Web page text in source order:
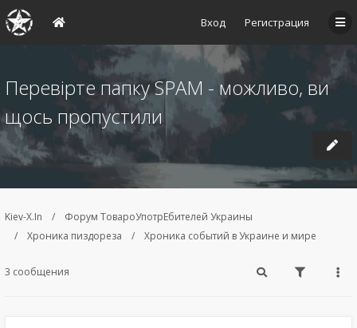
Вход Регистрация
Перевірте папку SPAM - можливо, ви
щось пропустили
Kiev-X.In
Форум ТовароУпотрЕбителей Украины
Хроника пиздореза
Хроника событий в Украине и мире
3 сообщения